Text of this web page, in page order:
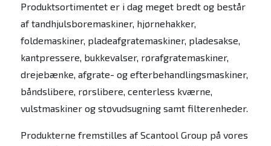
Produktsortimentet er i dag meget bredt og består
af tandhjulsboremaskiner, hjørnehakker,
foldemaskiner, pladeafgratemaskiner, pladesakse,
kantpressere, bukkevalser, rørafgratemaskiner,
drejebænke, afgrate- og efterbehandlingsmaskiner,
båndslibere, rørslibere, centerless kværne,
vulstmaskiner og støvudsugning samt filterenheder.
Produkterne fremstilles af Scantool Group på vores